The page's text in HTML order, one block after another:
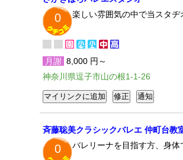
0 楽しい雰囲気の中で当スタヂ
月謝 8,000 円～
神奈川県逗子市山の根1-1-26
斉藤聡美クラシックバレエ 仲町台教
0 バレリーナを目指す方、身